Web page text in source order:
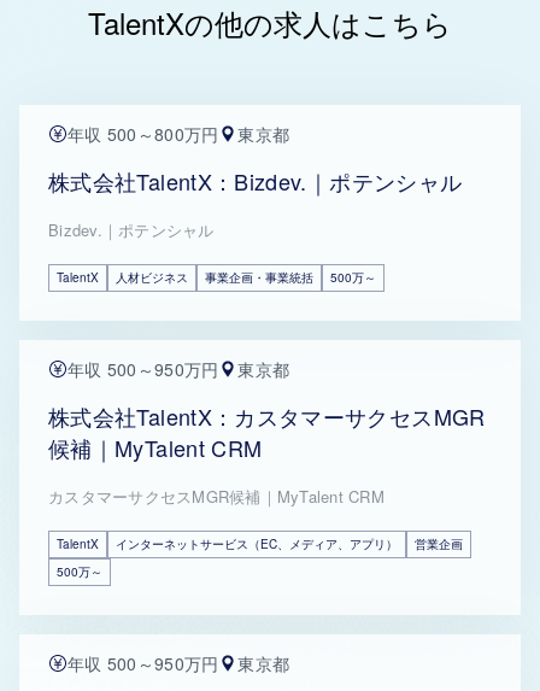
TalentXの他の求人はこちら
年収 500～800万円 東京都
株式会社TalentX：Bizdev.｜ポテンシャル
Bizdev.｜ポテンシャル
TalentX 人材ビジネス 事業企画・事業統括 500万～
年収 500～950万円 東京都
株式会社TalentX：カスタマーサクセスMGR
候補｜MyTalent CRM
カスタマーサクセスMGR候補｜MyTalent CRM
TalentX インターネットサービス（EC、メディア、アプリ）
営業企画
500万～
年収 500～950万円 東京都